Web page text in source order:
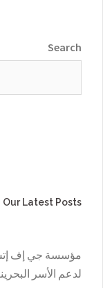
Search
Our Latest Posts
مؤسسة جي إف إتش
لدعم الأسر